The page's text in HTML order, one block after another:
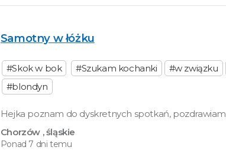
Samotny w łóżku
#Skok w bok #Szukam kochanki #w związku
#blondyn
Hejka poznam do dyskretnych spotkań, pozdrawiam
Chorzów , śląskie
Ponad 7 dni temu